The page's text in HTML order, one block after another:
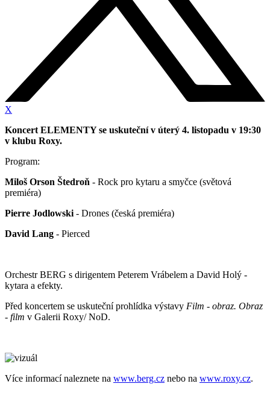
X
Koncert ELEMENTY se uskuteční v úterý 4. listopadu v 19:30
v klubu Roxy.
Program:
Miloš Orson Štedroň - Rock pro kytaru a smyčce (světová
premiéra)
Pierre Jodlowski- Drones (česká premiéra)
David Lang - Pierced
Orchestr BERG s dirigentem Peterem Vrábelem a David Holý -
kytara a efekty.
Před koncertem se uskuteční prohlídka výstavy Film - obraz. Obraz
- film v Galerii Roxy/ NoD.
Více informací naleznete na www.berg.cz nebo na www.roxy.cz.